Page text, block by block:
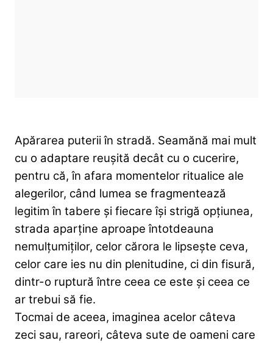
Apărarea puterii în stradă. Seamănă mai mult
cu o adaptare reușită decât cu o cucerire,
pentru că, în afara momentelor ritualice ale
alegerilor, când lumea se fragmentează
legitim în tabere și fiecare își strigă opțiunea,
strada aparține aproape întotdeauna
nemulțumiților, celor cărora le lipsește ceva,
celor care ies nu din plenitudine, ci din fisură,
dintr-o ruptură între ceea ce este și ceea ce
ar trebui să fie.
Tocmai de aceea, imaginea acelor câteva
zeci sau, rareori, câteva sute de oameni care